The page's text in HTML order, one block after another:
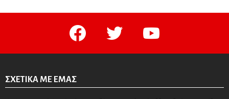
facebook twitter youtube
ΣΧΕΤΙΚΆ ΜΕ ΕΜΆΣ